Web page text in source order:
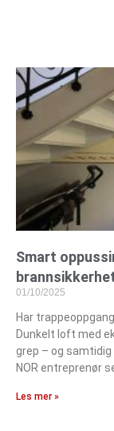
Smart
01/10/2025
Har
Dunkelt loft med
grep – og
NOR entreprenør
Les mer »